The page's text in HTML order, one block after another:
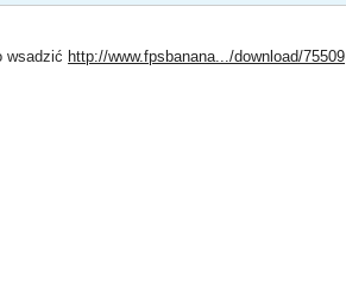
wsadzić http://www.fpsbanana.../download/75509